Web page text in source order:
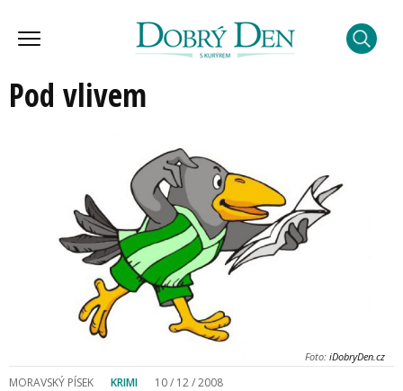
Pod vlivem
Foto: iDobryDen.cz
MORAVSKÝ PÍSEK KRIMI 10 / 12 / 2008